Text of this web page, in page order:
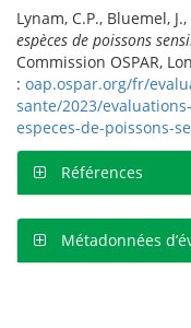
Lynam, C.P., Bluemel,
espèces de poissons
Commission OSPAR,
: oap.ospar.org/fr/
sante/2023/
especes-de-poissons-
Références
Métadonnées